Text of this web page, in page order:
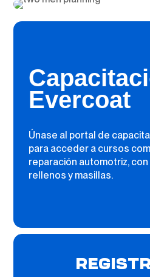
Evercoat
Únase al portal de
para acceder a cursos
reparación automotriz,
rellenos y masillas.